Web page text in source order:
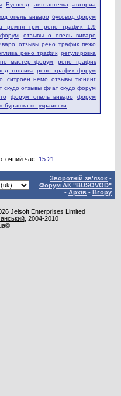
Бусовод автоаптечка авториа
опель виваро бусовод форум
ремня грм рено трафик 1.9
отзывы о опель виваро
отзывы рено трафик пежо
рено трафик регулировка
мастер форум
рено трафик
топлива рено трафик форум
ситроен немо отзывы тюнинг
скудо отзывы фиат скудо форум
форум опель виваро
форум
по украински
час: 15:21
Зворотній зв'язок -
Форум АК "BUSOVOD"
- Архів - Вгору
Jelsoft Enterprises Limited
, 2004-2010